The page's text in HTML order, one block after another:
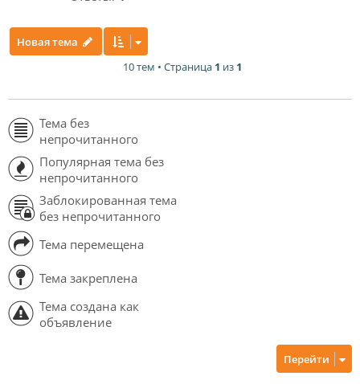
Новая тема
10 тем • Страница 1 из 1
Тема без
непрочитанного
Популярная тема без
непрочитанного
Заблокированная тема
без непрочитанного
Тема перемещена
Тема закреплена
Тема создана как
объявление
Перейти